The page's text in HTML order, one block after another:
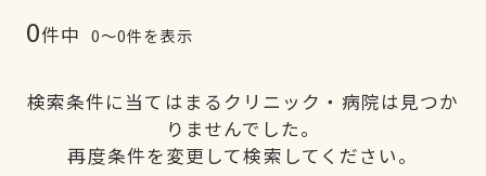
0件中 0〜0件を表示
検索条件に当てはまるクリニック・病院は見つか
りませんでした。
再度条件を変更して検索してください。